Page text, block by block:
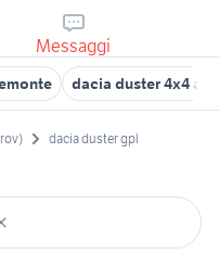
Messaggi
dacia duster 4x4
dacia duster gpl